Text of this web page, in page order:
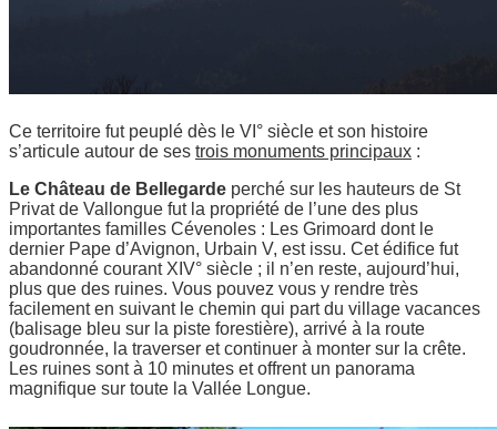
Ce territoire fut peuplé dès le VI° siècle et son histoire
s’articule autour de ses trois monuments principaux :
Le Château de Bellegarde perché sur les hauteurs de St
Privat de Vallongue fut la propriété de l’une des plus
importantes familles Cévenoles : Les Grimoard dont le
dernier Pape d’Avignon, Urbain V, est issu. Cet édifice fut
abandonné courant XIV° siècle ; il n’en reste, aujourd’hui,
plus que des ruines. Vous pouvez vous y rendre très
facilement en suivant le chemin qui part du village vacances
(balisage bleu sur la piste forestière), arrivé à la route
goudronnée, la traverser et continuer à monter sur la crête.
Les ruines sont à 10 minutes et offrent un panorama
magnifique sur toute la Vallée Longue.